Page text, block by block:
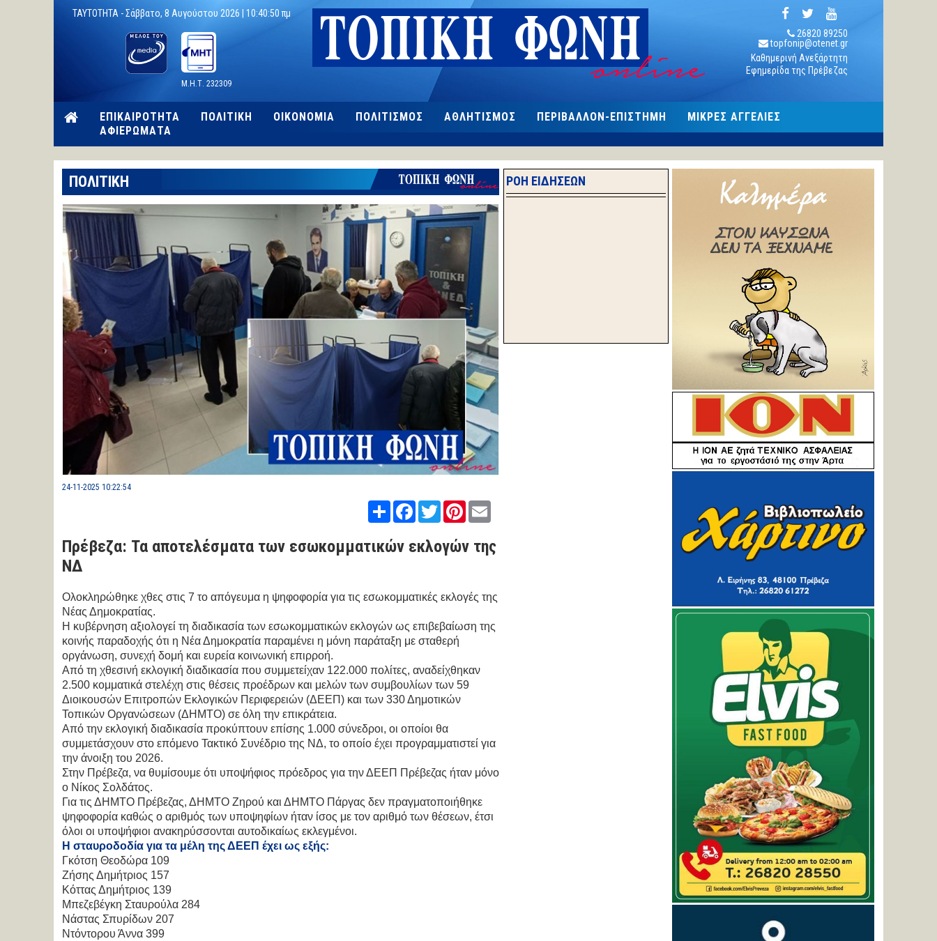
TAYTOTHTA -Σάββατο, 8 Αυγούστου 2026 | 10:40:51 πμ
Μ.Η.Τ. 232309
26820 89250
topfonip@otenet.gr
Καθημερινή Ανεξάρτητη
Εφημερίδα της Πρέβεζας
ΕΠΙΚΑΙΡΟΤΗΤΑ ΠΟΛΙΤΙΚΗ ΟΙΚΟΝΟΜΙΑ ΠΟΛΙΤΙΣΜΟΣ ΑΘΛΗΤΙΣΜΟΣ ΠΕΡΙΒΑΛΛΟΝ-ΕΠΙΣΤΗΜΗ
ΜΙΚΡΕΣ ΑΓΓΕΛΙΕΣ
ΑΦΙΕΡΩΜΑΤΑ
ΠΟΛΙΤΙΚΗ
24-11-2025 10:22:54
Share FacebookTwitterPinterest
Πρέβεζα: Τα αποτελέσματα των εσωκομματικών εκλογών της
ΝΔ
Ολοκληρώθηκε χθες στις 7 το απόγευμα η ψηφοφορία για τις εσωκομματικές εκλογές της
Νέας Δημοκρατίας.
Η κυβέρνηση αξιολογεί τη διαδικασία των εσωκομματικών εκλογών ως επιβεβαίωση της
κοινής παραδοχής ότι η Νέα Δημοκρατία παραμένει η μόνη παράταξη με σταθερή
οργάνωση, συνεχή δομή και ευρεία κοινωνική επιρροή.
Από τη χθεσινή εκλογική διαδικασία που συμμετείχαν 122.000 πολίτες, αναδείχθηκαν
2.500 κομματικά στελέχη στις θέσεις προέδρων και μελών των συμβουλίων των 59
Διοικουσών Επιτροπών Εκλογικών Περιφερειών (ΔΕΕΠ) και των 330 Δημοτικών
Τοπικών Οργανώσεων (ΔΗΜΤΟ) σε όλη την επικράτεια.
Από την εκλογική διαδικασία προκύπτουν επίσης 1.000 σύνεδροι, οι οποίοι θα
συμμετάσχουν στο επόμενο Τακτικό Συνέδριο της ΝΔ, το οποίο έχει προγραμματιστεί για
την άνοιξη του 2026.
Στην Πρέβεζα, να θυμίσουμε ότι υποψήφιος πρόεδρος για την ΔΕΕΠ Πρέβεζας ήταν μόνο
ο Νίκος Σολδάτος.
Για τις ΔΗΜΤΟ Πρέβεζας, ΔΗΜΤΟ Ζηρού και ΔΗΜΤΟ Πάργας δεν πραγματοποιήθηκε
ψηφοφορία καθώς ο αριθμός των υποψηφίων ήταν ίσος με τον αριθμό των θέσεων, έτσι
όλοι οι υποψήφιοι ανακηρύσσονται αυτοδικαίως εκλεγμένοι.
Η σταυροδοδία για τα μέλη της ΔΕΕΠ έχει ως εξής:
Γκότση Θεοδώρα 109
Ζήσης Δημήτριος 157
Κόττας Δημήτριος 139
Μπεζεβέγκη Σταυρούλα 284
Νάστας Σπυρίδων 207
Ντόντορου Άννα 399
ΡΟΗ ΕΙΔΗΣΕΩΝ